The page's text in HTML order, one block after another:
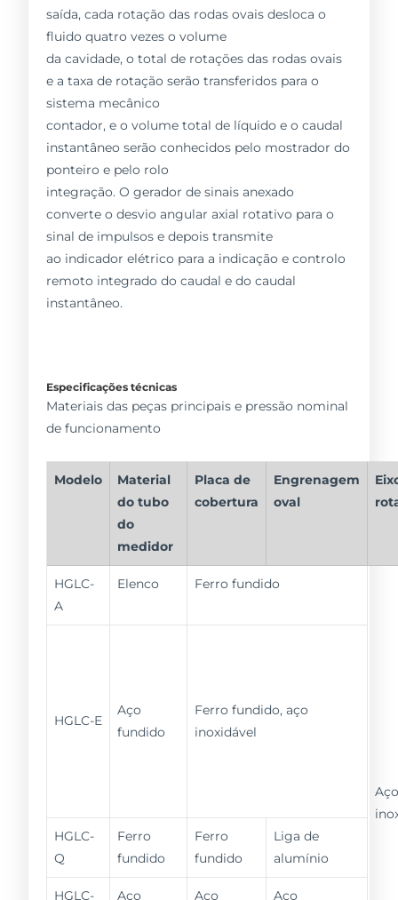
saída, cada rotação das rodas ovais desloca o
fluido quatro vezes o volume
da cavidade, o total de rotações das rodas ovais
e a taxa de rotação serão transferidos para o
sistema mecânico
contador, e o volume total de líquido e o caudal
instantâneo serão conhecidos pelo mostrador do
ponteiro e pelo rolo
integração. O gerador de sinais anexado
converte o desvio angular axial rotativo para o
sinal de impulsos e depois transmite
ao indicador elétrico para a indicação e controlo
remoto integrado do caudal e do caudal
instantâneo.
Especificações técnicas
Materiais das peças principais e pressão nominal
de funcionamento
Modelo
Material
do tubo
do
medidor
Placa de
cobertura
Engrenagem
oval
HGLC-
A
Elenco Ferro fundido
HGLC-E
Aço
fundido
Ferro fundido, aço
inoxidável
HGLC-
Q
Ferro
fundido
Ferro
fundido
Liga de
alumínio
HGLC-
Aço
Aço
Aço